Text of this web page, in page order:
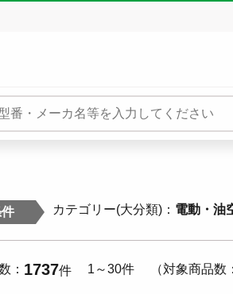
カテゴリー(大分類) 電動・油
1737件 1～30件 対象商品数